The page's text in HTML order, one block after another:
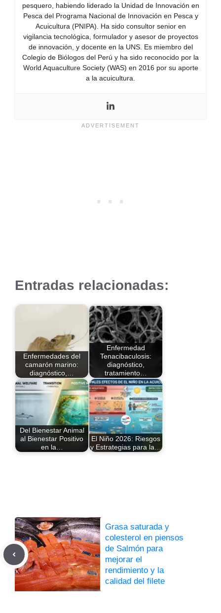
pesquero, habiendo liderado la Unidad de Innovación en
Pesca del Programa Nacional de Innovación en Pesca y
Acuicultura (PNIPA). Ha sido consultor senior en
vigilancia tecnológica, formulador y asesor de proyectos
de innovación, y docente en la UNS. Es miembro del
Colegio de Biólogos del Perú y ha sido reconocido por la
World Aquaculture Society (WAS) en 2016 por su aporte
a la acuicultura.
Entradas relacionadas:
Enfermedades del
camarón marino:
diagnóstico,…
Enfermedad
Tenacibaculosis:
diagnóstico,
tratamiento…
Del Bienestar Animal
al Bienestar Positivo
en la…
El Niño 2026: Riesgos
y Estrategias para la…
Grasa saturada y
colesterol en piensos
de Salmón para
mejorar el
rendimiento y la
calidad del filete